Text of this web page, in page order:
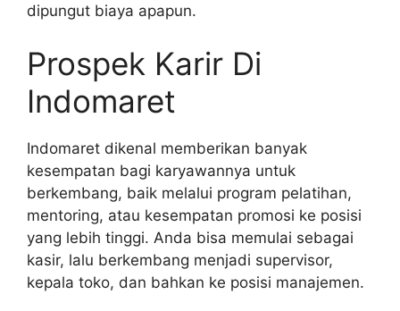
dipungut biaya apapun.
Prospek Karir Di
Indomaret
Indomaret dikenal memberikan banyak
kesempatan bagi karyawannya untuk
berkembang, baik melalui program pelatihan,
mentoring, atau kesempatan promosi ke posisi
yang lebih tinggi. Anda bisa memulai sebagai
kasir, lalu berkembang menjadi supervisor,
kepala toko, dan bahkan ke posisi manajemen.